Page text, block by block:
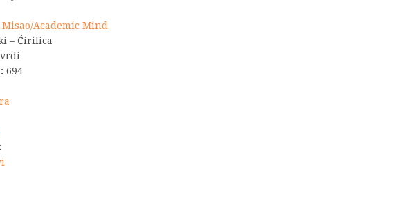
bila:
7.700,00 RSD.
Misao/Academic Mind
– Ćirilica
694